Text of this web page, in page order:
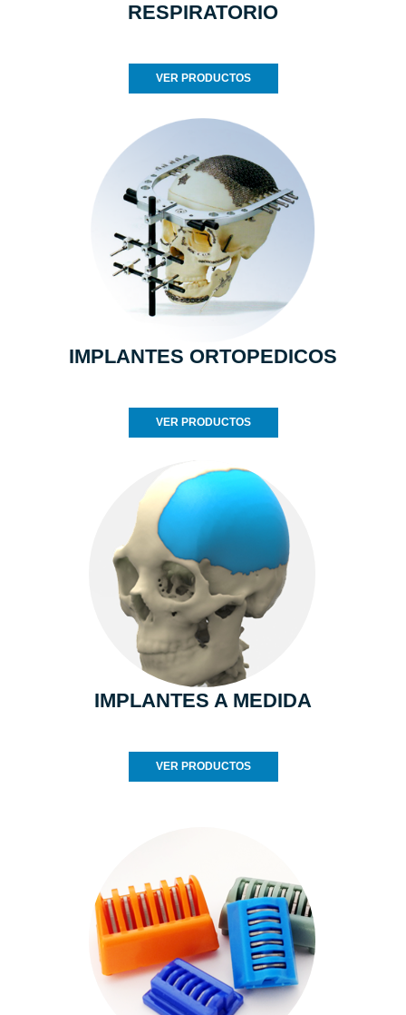
RESPIRATORIO
VER PRODUCTOS
IMPLANTES ORTOPEDICOS
VER PRODUCTOS
IMPLANTES A MEDIDA
VER PRODUCTOS